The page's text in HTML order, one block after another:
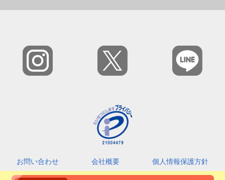
お問い合わせ 会社概要
個人情報保護方針
カスタマーハラスメントに対する基本指針
利用規約